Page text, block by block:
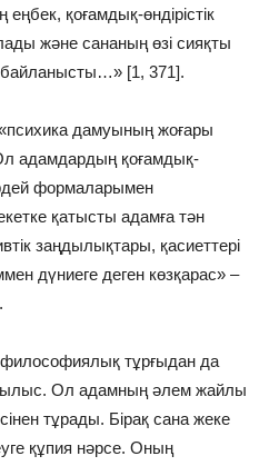
еңбек, қоғамдық-өндірістік
және сананың өзі сияқты
байланысты…» [1, 371].
дамуының жоғары
адамдардың қоғамдық-
формаларымен
қатысты адамға тəн
заңдылықтары, қасиеттері
дүниеге деген көзқарас» –
тұрғыдан да
Ол адамның әлем жайлы
тұрады. Бірақ сана жеке
құпия нәрсе. Оның